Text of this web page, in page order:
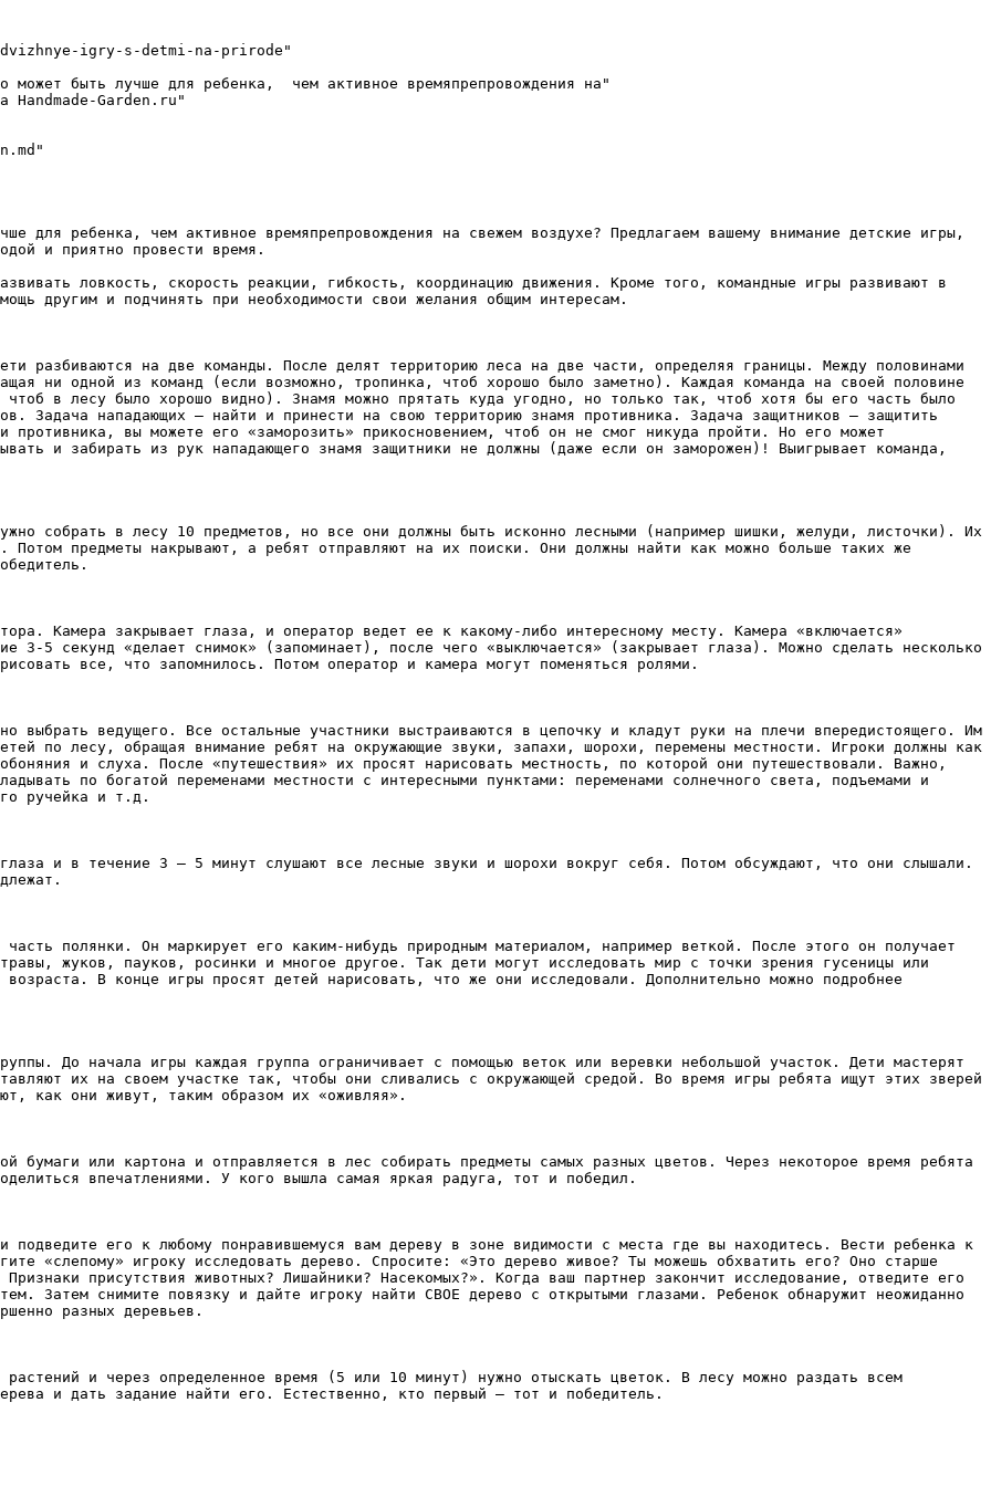
igry-s-detmi-na-prirode"
быть лучше для ребенка,  чем активное времяпрепровождения на"
Handmade-Garden.ru"
для ребенка, чем активное времяпрепровождения на свежем воздухе? Предлагаем вашему внимание детские игры,
и приятно провести время.
ловкость, скорость реакции, гибкость, координацию движения. Кроме того, командные игры развивают в
другим и подчинять при необходимости свои желания общим интересам.
разбиваются на две команды. После делят территорию леса на две части, определяя границы. Между половинами
ни одной из команд (если возможно, тропинка, чтоб хорошо было заметно). Каждая команда на своей половине
чтоб в лесу было хорошо видно). Знамя можно прятать куда угодно, но только так, чтоб хотя бы его часть было
Задача нападающих – найти и принести на свою территорию знамя противника. Задача защитников – защитить
противника, вы можете его «заморозить» прикосновением, чтоб он не смог никуда пройти. Но его может
и забирать из рук нападающего знамя защитники не должны (даже если он заморожен)! Выигрывает команда,
собрать в лесу 10 предметов, но все они должны быть исконно лесными (например шишки, желуди, листочки). Их
предметы накрывают, а ребят отправляют на их поиски. Они должны найти как можно больше таких же
Камера закрывает глаза, и оператор ведет ее к какому-либо интересному месту. Камера «включается»
3-5 секунд «делает снимок» (запоминает), после чего «выключается» (закрывает глаза). Можно сделать несколько
все, что запомнилось. Потом оператор и камера могут поменяться ролями.
ведущего. Все остальные участники выстраиваются в цепочку и кладут руки на плечи впередистоящего. Им
по лесу, обращая внимание ребят на окружающие звуки, запахи, шорохи, перемены местности. Игроки должны как
и слуха. После «путешествия» их просят нарисовать местность, по которой они путешествовали. Важно,
по богатой переменами местности с интересными пунктами: переменами солнечного света, подъемами и
ручейка и т.д.
и в течение 3 – 5 минут слушают все лесные звуки и шорохи вокруг себя. Потом обсуждают, что они слышали.
полянки. Он маркирует его каким-нибудь природным материалом, например веткой. После этого он получает
жуков, пауков, росинки и многое другое. Так дети могут исследовать мир с точки зрения гусеницы или
В конце игры просят детей нарисовать, что же они исследовали. Дополнительно можно подробнее
До начала игры каждая группа ограничивает с помощью веток или веревки небольшой участок. Дети мастерят
их на своем участке так, чтобы они сливались с окружающей средой. Во время игры ребята ищут этих зверей
как они живут, таким образом их «оживляя».
бумаги или картона и отправляется в лес собирать предметы самых разных цветов. Через некоторое время ребята
впечатлениями. У кого вышла самая яркая радуга, тот и победил.
подведите его к любому понравившемуся вам дереву в зоне видимости с места где вы находитесь. Вести ребенка к
«слепому» игроку исследовать дерево. Спросите: «Это дерево живое? Ты можешь обхватить его? Оно старше
присутствия животных? Лишайники? Насекомых?». Когда ваш партнер закончит исследование, отведите его
Затем снимите повязку и дайте игроку найти СВОЕ дерево с открытыми глазами. Ребенок обнаружит неожиданно
разных деревьев.
и через определенное время (5 или 10 минут) нужно отыскать цветок. В лесу можно раздать всем
и дать задание найти его. Естественно, кто первый – тот и победитель.